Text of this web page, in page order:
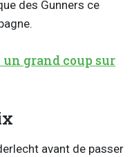
des Gunners ce
grand coup sur
avant de passer